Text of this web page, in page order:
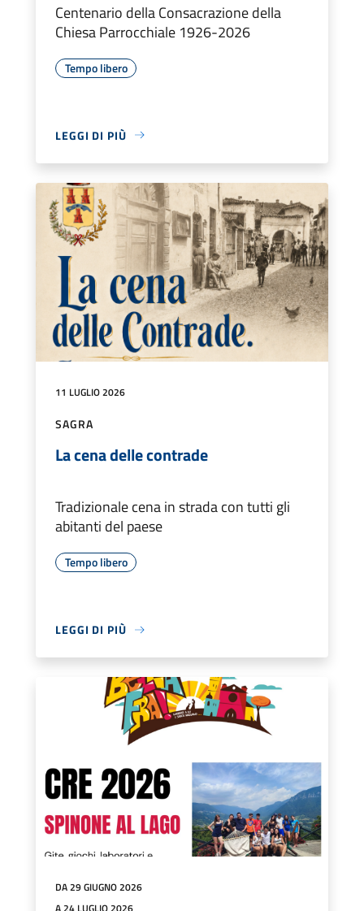
Centenario della Consacrazione della
Chiesa Parrocchiale 1926-2026
Tempo libero
LEGGI DI PIÙ
11 LUGLIO 2026
SAGRA
La cena delle contrade
Tradizionale cena in strada con tutti gli
abitanti del paese
Tempo libero
LEGGI DI PIÙ
DA 29 GIUGNO 2026